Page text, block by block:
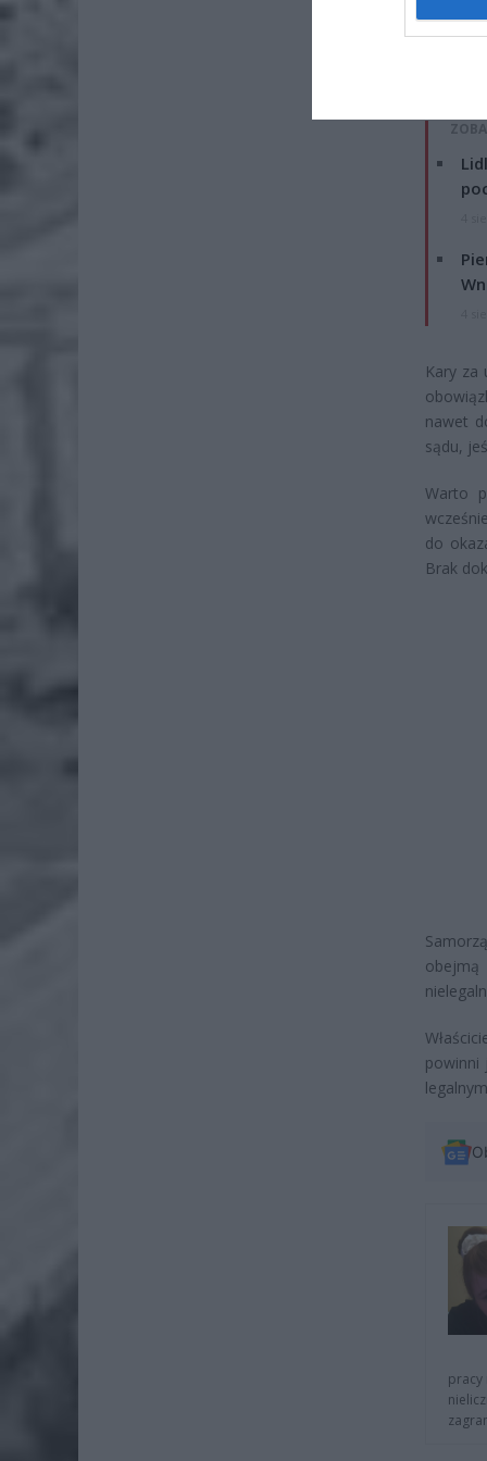
Kary za
nawet
sądu,
Warto
do
Brak
powinni
pracy